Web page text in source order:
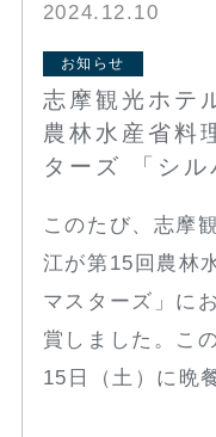
2024.12.10
お知らせ
志摩観光ホテ
農林水産省料
ターズ 「シ
このたび、志摩
江が第15回農林
マスターズ」に
賞しました。こ
15日（土）に晩